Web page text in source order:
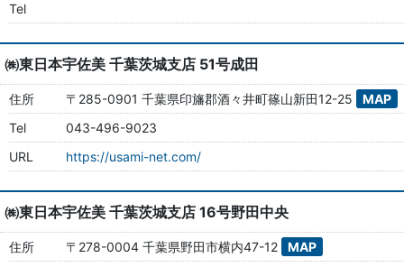
Tel
㈱東日本宇佐美 千葉茨城支店 51号成田
住所 〒285-0901 千葉県印旛郡酒々井町篠山新田12-25
MAP
Tel
043-496-9023
URL
https://usami-net.com/
㈱東日本宇佐美 千葉茨城支店 16号野田中央
住所 〒278-0004 千葉県野田市横内47-12
MAP